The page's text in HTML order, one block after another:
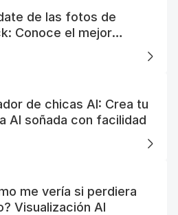
de las fotos de
Conoce el mejor
de fotos AI gratuito
de chicas AI: Crea tu
AI soñada con facilidad
me vería si perdiera
Visualización AI